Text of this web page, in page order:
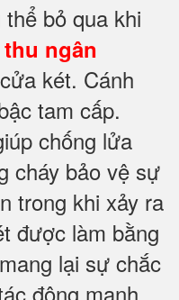
bỏ qua khi
ngân
két. Cánh
tam cấp.
chống lửa
cháy bảo vệ sự
trong khi xảy ra
được làm bằng
lại sự chắc
động mạnh